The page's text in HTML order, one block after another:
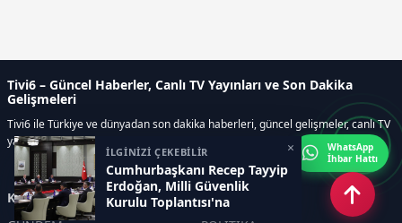
İLGİNİZİ ÇEKEBİLİR
Cumhurbaşkanı Recep Tayyip
Erdoğan, Milli Güvenlik
Kurulu Toplantısı'na
×
Tivi6 – Güncel Haberler, Canlı TV Yayınları ve Son Dakika
Gelişmeleri
Tivi6 ile Türkiye ve dünyadan son dakika haberleri, güncel gelişmeler, canlı TV
yayınları, ekonomi, spor, magazin ve daha fazlası tek adreste.
Kategoriler
WhatsApp
İhbar Hattı